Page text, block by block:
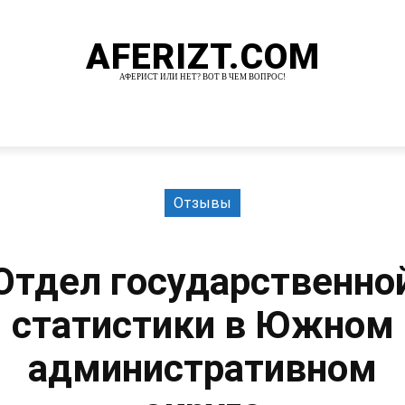
AFERIZT.COM
АФЕРИСТ ИЛИ НЕТ? ВОТ В ЧЕМ ВОПРОС!
Отзывы
статистики в Южном
административном